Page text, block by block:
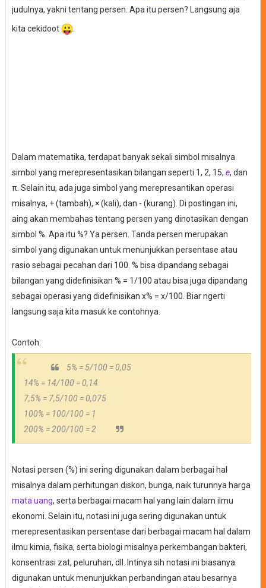
judulnya, yakni tentang persen. Apa itu persen? Langsung aja
kita cekidoot
.
Dalam matematika, terdapat banyak sekali simbol misalnya
simbol yang merepresentasikan bilangan seperti 1, 2, 15, e, dan
π . Selain itu, ada juga simbol yang merepresantikan operasi
misalnya, + (tambah), × (kali), dan - (kurang). Di postingan ini,
aing akan membahas tentang persen yang dinotasikan dengan
simbol %. Apa itu %? Ya persen. Tanda persen merupakan
simbol yang digunakan untuk menunjukkan persentase atau
rasio sebagai pecahan dari 100. % bisa dipandang sebagai
bilangan yang didefinisikan % = 1/100 atau bisa juga dipandang
sebagai operasi yang didefinisikan x% = x/100. Biar ngerti
langsung saja kita masuk ke contohnya.
Contoh:
5% = 5/100 = 0,05
14% = 14/100 = 0,14
7,5% = 7,5/100 = 0,075
100% = 100/100 = 1
200% = 200/100 = 2
Notasi persen (%) ini sering digunakan dalam berbagai hal
misalnya dalam perhitungan diskon, bunga, naik turunnya harga
mata uang, serta berbagai macam hal yang lain dalam ilmu
ekonomi. Selain itu, notasi ini juga sering digunakan untuk
merepresentasikan persentase dari berbagai macam hal dalam
ilmu kimia, fisika, serta biologi misalnya perkembangan bakteri,
konsentrasi zat, peluruhan, dll. Intinya sih notasi ini biasanya
digunakan untuk menunjukkan perbandingan atau besarnya